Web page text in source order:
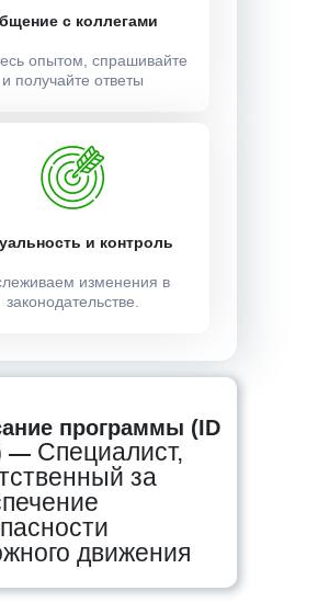
с коллегами
опытом, спрашивайте
и получайте ответы
и контроль
изменения в
законодательстве.
программы (ID
— Специалист,
за
движения